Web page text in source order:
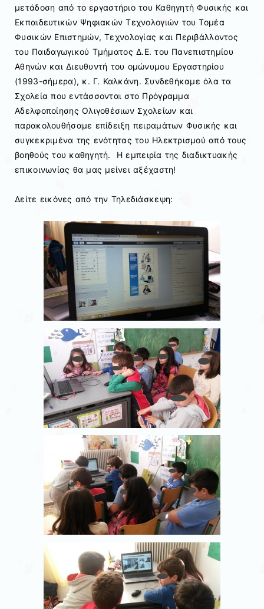
μετάδοση από το εργαστήριο του Καθηγητή Φυσικής και
Εκπαιδευτικών Ψηφιακών Τεχνολογιών του Τομέα
Φυσικών Επιστημών, Τεχνολογίας και Περιβάλλοντος
του Παιδαγωγικού Τμήματος Δ.Ε. του Πανεπιστημίου
Αθηνών και Διευθυντή του ομώνυμου Εργαστηρίου
(1993-σήμερα), κ. Γ. Καλκάνη. Συνδεθήκαμε όλα τα
Σχολεία που εντάσσονται στο Πρόγραμμα
Αδελφοποίησης Ολιγοθέσιων Σχολείων και
παρακολουθήσαμε επίδειξη πειραμάτων Φυσικής και
συγκεκριμένα της ενότητας του Ηλεκτρισμού από τους
βοηθούς του καθηγητή. Η εμπειρία της διαδικτυακής
επικοινωνίας θα μας μείνει αξέχαστη!
Δείτε εικόνες από την Τηλεδιάσκεψη: